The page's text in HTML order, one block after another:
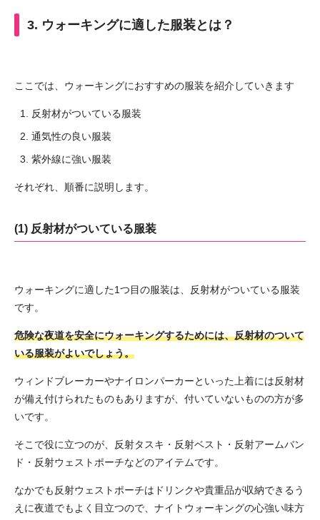
3. ウォーキングに適した服装とは？
ここでは、ウォーキングにおすすめの服装を紹介していきます
反射材がついている服装
通気性の良い服装
紫外線に強い服装
それぞれ、順番に説明します。
(1) 反射材がついている服装
ウォーキングに適した1つ目の服装は、反射材がついている服装
です。
危険な夜道を安全にウォーキングするためには、反射材のついて
いる服装がよいでしょう。
ウィンドブレーカーやナイロンパーカーといった上着には反射材
が備え付けられたものもありますが、付いていないものの方が多
いです。
そこで役に立つのが、反射タスキ・反射ベスト・反射アームバン
ド・反射ウェストポーチなどのアイテムです。
なかでも反射ウェストポーチはドリンクや貴重品が収納できるう
えに夜道でもよく目立つので、ナイトウォーキングの心強い味方